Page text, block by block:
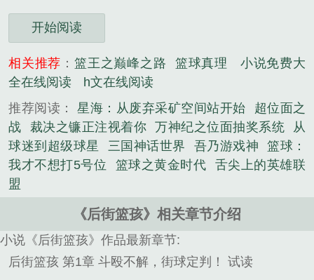
开始阅读
相关推荐 ：篮王之巅峰之路 篮球真理
小说免费大
全在线阅读
h文在线阅读
推荐阅读： 星海：从废弃采矿空间站开始
超位面之
战
裁决之镰正注视着你 万神纪之位面抽奖系统
从
球迷到超级球星
三国神话世界 吾乃游戏神
篮球：
我才不想打5号位
篮球之黄金时代
舌尖上的英雄联
盟
《后街篮孩》相关章节介绍
小说《后街篮孩》作品最新章节:
后街篮孩 第1章 斗殴不解，街球定判！ 试读